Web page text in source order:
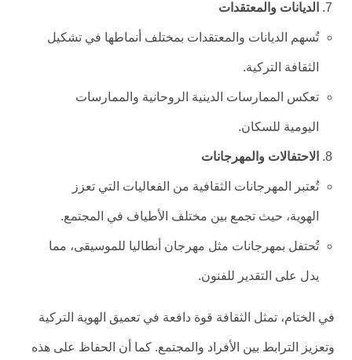
الديانات والمعتقدات
تُسهم الديانات والمعتقدات بمختلف أنماطها في تشكيل
الثقافة التركية.
تعكس الممارسات الدينية الروحانية والممارسات
اليومية للسكان.
الاحتفالات والمهرجانات
تُعتبر المهرجانات الثقافية من الفعاليات التي تعزز
الهوية، حيث تجمع بين مختلف الأطياف في المجتمع.
تُحتفل بمهرجانات مثل مهرجان أنطاليا للموسيقى، مما
يدل على التقدير للفنون.
في الختام، تمثل الثقافة قوة دافعة في تعميق الهوية التركية
وتعزيز الترابط بين الأفراد والمجتمع. كما أن الحفاظ على هذه